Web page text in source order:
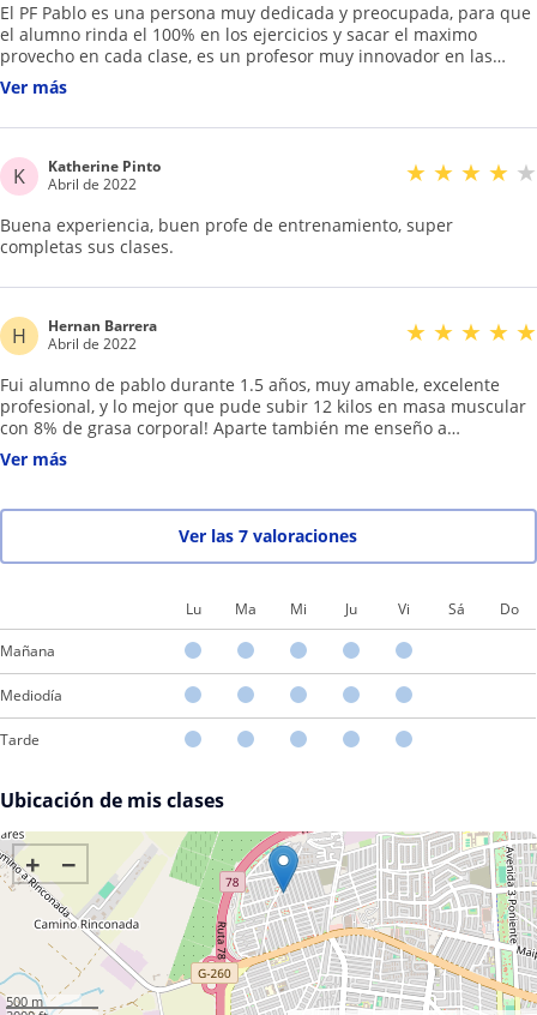
El PF Pablo es una persona muy dedicada y preocupada, para que
el alumno rinda el 100% en los ejercicios y sacar el maximo
provecho en cada clase, es un profesor muy innovador en las
rutinas y actualizado en nuevas formas de trabajo, profesional
con mucha experiencia tanto en lo deportivo, entrega muy buenos
yo estoy muy conforme entrenando con el, he tenido avances muy
significativos.
Ver más
K
Katherine Pinto
Abril de 2022
★ ★ ★ ★ ★
Buena experiencia, buen profe de entrenamiento, super
completas sus clases.
H
Hernan Barrera
Abril de 2022
★ ★ ★ ★ ★
Fui alumno de pablo durante 1.5 años, muy amable, excelente
profesional, y lo mejor que pude subir 12 kilos en masa muscular
con 8% de grasa corporal! Aparte también me enseño a
alimentarme y aportar con suplementos. Totalmente
recomendado
Ver más
Ver las 7 valoraciones
Lu Ma Mi Ju Vi Sá Do
Mañana
Mediodía
Tarde
Ubicación de mis clases
+ −
500 m